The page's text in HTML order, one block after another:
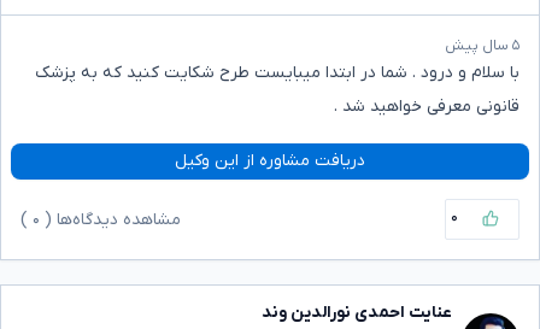
۵ سال پیش
با سلام و درود . شما در ابتدا میبایست طرح شکایت کنید که به پزشک
قانونی معرفی خواهید شد .
دریافت مشاوره از این وکیل
۰ مشاهده دیدگاه‌ها ( ۰
عنایت احمدی نورالدین وند